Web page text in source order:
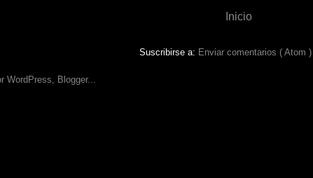
Inicio
Suscribirse a: Enviar comentarios ( Atom )